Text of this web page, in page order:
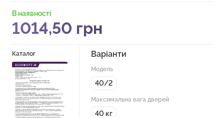
В наявності
1014,50 грн
Каталог Варіанти
Модель
40/2
Максимальна вага дверей
40 кг